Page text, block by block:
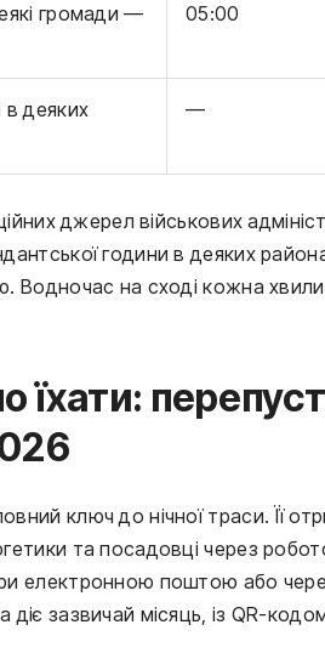
громади —
05:00
в деяких
—
джерел військових
години в деяких
Водночас на сході кожна
їхати:
ключ до нічної траси. Її
та посадовці через
електронною поштою або
зазвичай місяць, із QR-